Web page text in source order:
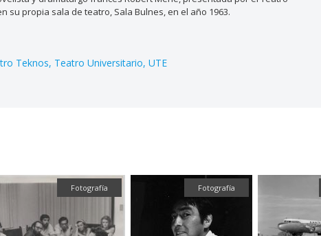
su propia sala de teatro, Sala Bulnes, en el año 1963.
Teknos Teatro Universitario UTE
Fotografía Fotografía